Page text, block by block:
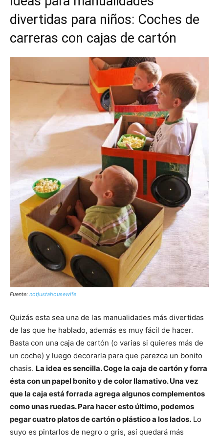
divertidas para niños: Coches de
carreras con cajas de cartón
Fuente: notjustahousewife
Quizás esta sea una de las manualidades más divertidas
de las que he hablado, además es muy fácil de hacer.
Basta con una caja de cartón (o varias si quieres más de
un coche) y luego decorarla para que parezca un bonito
chasis. La idea es sencilla. Coge la caja de cartón y forra
ésta con un papel bonito y de color llamativo. Una vez
que la caja está forrada agrega algunos complementos
como unas ruedas. Para hacer esto último, podemos
pegar cuatro platos de cartón o plástico a los lados. Lo
suyo es pintarlos de negro o gris, así quedará más